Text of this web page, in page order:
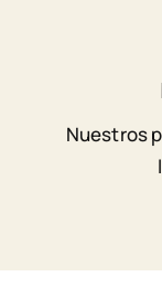
Nuestros